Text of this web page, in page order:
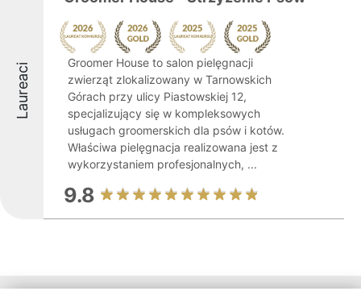
Laureaci
Groomer House to salon pielęgnacji
zwierząt zlokalizowany w Tarnowskich
Górach przy ulicy Piastowskiej 12,
specjalizujący się w kompleksowych
usługach groomerskich dla psów i kotów.
Właściwa pielęgnacja realizowana jest z
wykorzystaniem profesjonalnych, ...
9.8